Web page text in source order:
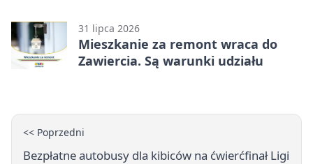
31 lipca 2026
Mieszkanie za remont wraca do
Zawiercia. Są warunki udziału
<< Poprzedni
Bezpłatne autobusy dla kibiców na ćwierćfinał Ligi